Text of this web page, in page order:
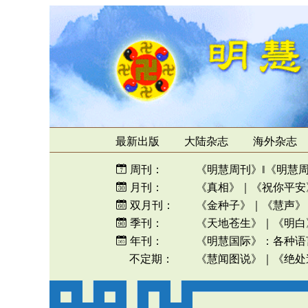
最新出版 大陆杂志 海外杂志
周刊： 《明慧周刊》 ‖ 《明慧
月刊：
《真相》
《祝你平
双月刊：
《金种子》 《慧声》
季刊：
《天地苍生》
《明
年刊：
《明慧国际》 ： 各种语
不定期：
《慧闻图说》 《绝